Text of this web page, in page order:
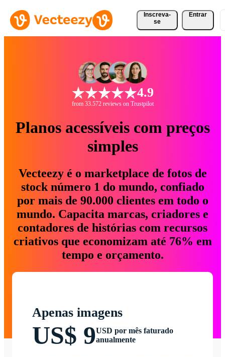
Inscreva-
se
Entrar
4.9
from 33.572 reviews on Trustpilot
Planos acessíveis com preços
simples
Vecteezy é o marketplace de fotos de
stock número 1 do mundo, confiado
por mais de 90.000 clientes em todo o
mundo. Capacita marcas, criadores e
contadores de histórias com recursos
criativos que economizam até 76% em
tempo e orçamento.
Apenas imagens
US$ 9USD por mês faturado
anualmente